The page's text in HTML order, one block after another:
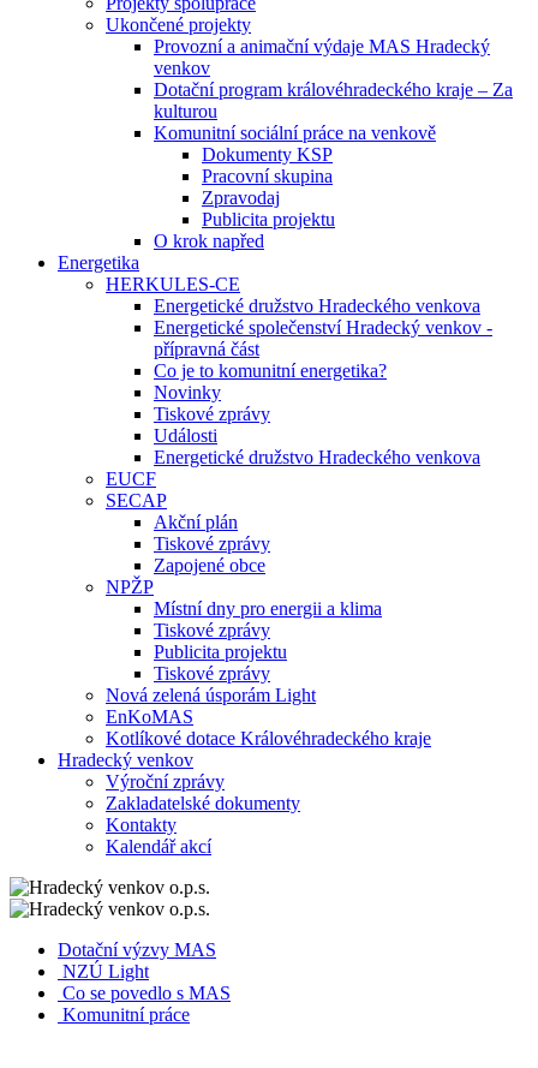
Ukončené projekty
Provozní a animační výdaje MAS Hradecký
venkov
Dotační program královéhradeckého kraje – Za
kulturou
Komunitní sociální práce na venkově
Dokumenty KSP
Pracovní skupina
Zpravodaj
Publicita projektu
O krok napřed
Energetika
HERKULES-CE
Energetické družstvo Hradeckého venkova
Energetické společenství Hradecký venkov -
přípravná část
Co je to komunitní energetika?
Novinky
Tiskové zprávy
Události
Energetické družstvo Hradeckého venkova
EUCF
SECAP
Akční plán
Tiskové zprávy
Zapojené obce
NPŽP
Místní dny pro energii a klima
Tiskové zprávy
Publicita projektu
Tiskové zprávy
Nová zelená úsporám Light
EnKoMAS
Kotlíkové dotace Královéhradeckého kraje
Hradecký venkov
Výroční zprávy
Zakladatelské dokumenty
Kontakty
Kalendář akcí
Dotační výzvy MAS
NZÚ Light
Co se povedlo s MAS
Komunitní práce